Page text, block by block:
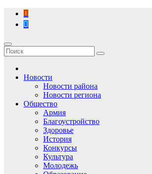
Перейти
содержимому
Новости
Новости района
Новости региона
Общество
Армия
Благоустройство
Здоровье
История
Конкурсы
Культура
Молодежь